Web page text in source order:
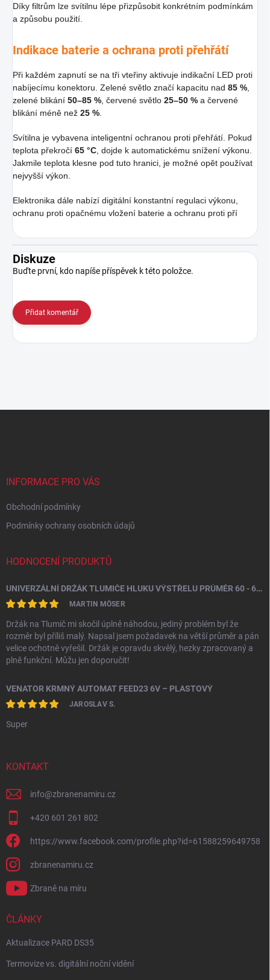
Díky filtrům lze svítilnu lépe přizpůsobit konkrétním podmínkám
a způsobu použití.
Indikace baterie a ochrana proti přehřátí
Při každém zapnutí se na tři vteřiny aktivuje indikační LED proti
nabíjecímu konektoru. Zelené světlo značí kapacitu nad 85 %
zelené blikání 50–85 % , červené světlo 25–50 % a červené
blikání méně než 25 %
Svítilna je vybavena inteligentní ochranou proti přehřátí. Pokud
teplota překročí 65 °C , dojde k automatickému snížení výkonu.
Jakmile teplota klesne pod tuto hranici, je možné opět používat
nejvyšší výkon.
Elektronika dále nabízí digitální konstantní regulaci výkonu,
ochranu proti opačnému vložení baterie a ochranu proti pří
Diskuze
Buďte první, kdo napíše příspěvek k této položce.
Přidat komentář
INFORMACE PRO VÁS
Obchodní podmínky
Podmínky ochrany osobních údajů
HODNOCENÍ PRODUKTŮ
UNIVERZÁLNÍ DRŽÁK TLUMIČE HLUKU VÝSTŘELU PRŮMĚR 60 - 64,5 MM
MARTIN MÖSER
Držák na Tlumič mi skočil úplně náhodou, jediný problém byl že
rozměr byl příliš malý. Napsal jsem požadavek na větší průměr a pán
velice ochotně vyřešil. Držák je opravdu skvělý, hezky zpracovaný a
plně funkční. Můžu jen doporučit!
VENATOR KRMNÝ AUTOMAT FEED23 6V – PLASTOVÝ
JAROSLAV S.
Super
KONTAKT
info@zbranenamiru.cz
+420 601 261 802
https://www.facebook.com/profile.php?id=61588259649758
zbranenamiru.cz
Zbraně na míru
ČLÁNKY
Aktualizace PARD DS35
Termovize vs. digitální noční vidění